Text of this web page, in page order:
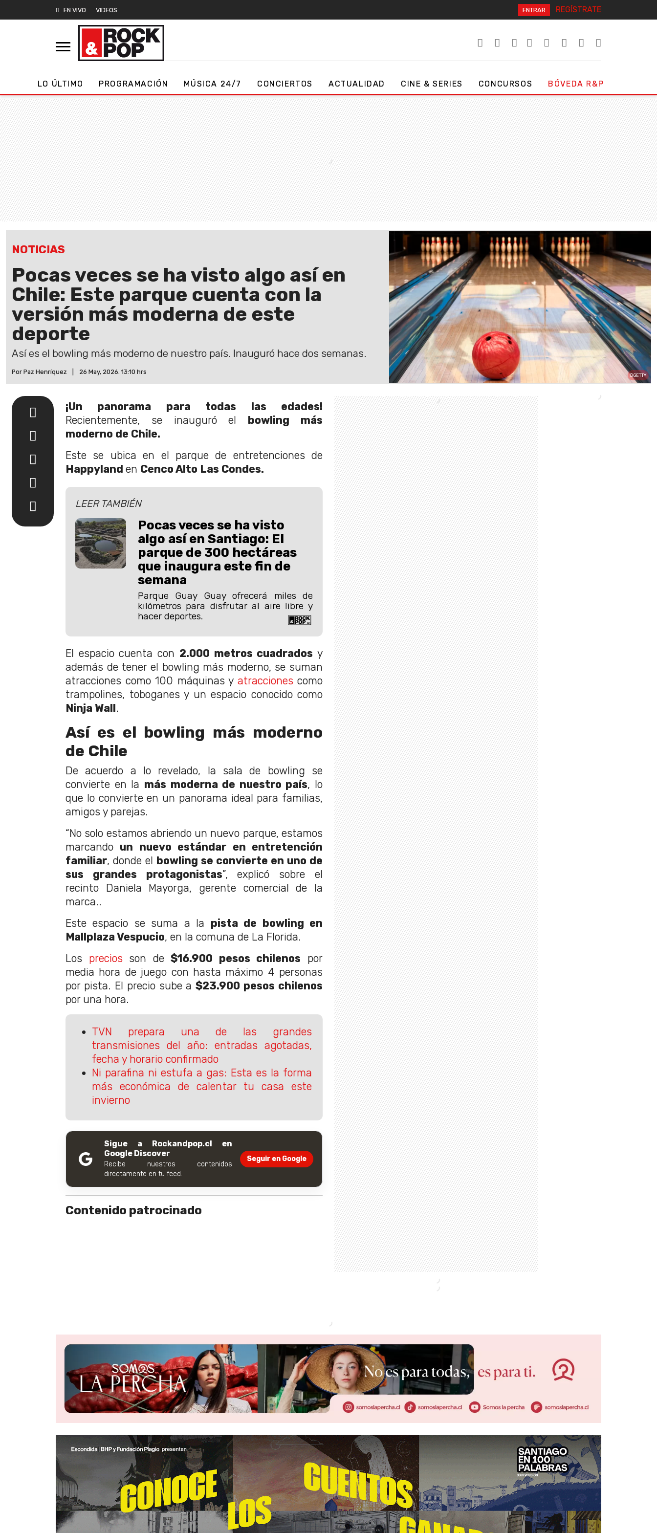
EN VIVO VIDEOS ENTRAR REGÍSTRATE
LO ÚLTIMO PROGRAMACIÓN MÚSICA 24/7 CONCIERTOS ACTUALIDAD CINE & SERIES CONCURSOS BÓVEDA R&P
NOTICIAS
Pocas veces se ha visto algo así en
Chile: Este parque cuenta con la
versión más moderna de este
deporte
Así es el bowling más moderno de nuestro país. Inauguró hace dos semanas.
Por Paz Henríquez 26 May, 2026. 13:10 hrs GETTY
¡Un panorama para todas las edades!
Recientemente, se inauguró el bowling más
moderno de Chile.
Este se ubica en el parque de entretenciones de
Happyland en Cenco Alto Las Condes.
LEER TAMBIÉN
Pocas veces se ha visto
algo así en Santiago: El
parque de 300 hectáreas
que inaugura este fin de
semana
Parque Guay Guay ofrecerá miles de
kilómetros para disfrutar al aire libre y
hacer deportes.
El espacio cuenta con 2.000 metros cuadrados y
además de tener el bowling más moderno, se suman
atracciones como 100 máquinas y atraccionescomo
trampolines, toboganes y un espacio conocido como
Ninja Wall.
Así es el bowling más moderno
de Chile
De acuerdo a lo revelado, la sala de bowling se
convierte en la más moderna de nuestro país, lo
que lo convierte en un panorama ideal para familias,
amigos y parejas.
“No solo estamos abriendo un nuevo parque, estamos
marcando un nuevo estándar en entretención
familiar, donde el bowling se convierte en uno de
sus grandes protagonistas”, explicó sobre el
recinto Daniela Mayorga, gerente comercial de la
marca..
Este espacio se suma a la pista de bowling en
Mallplaza Vespucio, en la comuna de La Florida.
Los preciosson de$16.900 pesos chilenos por
media hora de juego con hasta máximo 4 personas
por pista. El precio sube a$23.900 pesos chilenos
por una hora.
TVN prepara una de las grandes
transmisiones del año: entradas agotadas,
fecha y horario confirmado
Ni parafina ni estufa a gas: Esta es la forma
más económica de calentar tu casa este
invierno
Sigue a Rockandpop.cl en
Google Discover
Recibe nuestros contenidos
directamente en tu feed.
Seguir en Google
Contenido patrocinado